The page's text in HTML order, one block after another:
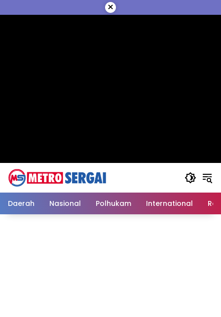
ke
×
Daerah Nasional Polhukam International